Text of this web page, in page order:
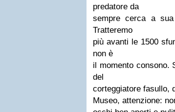
predatore da
sempre cerca a
Tratteremo
più avanti le 1500
non è
il momento consono.
del
corteggiatore fasullo,
Museo, attenzione: